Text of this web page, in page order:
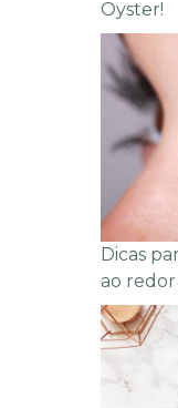
Oyster!
Dicas
ao